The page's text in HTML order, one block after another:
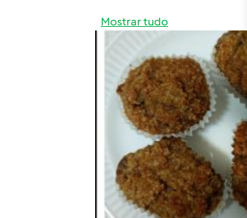
Mostrar tudo